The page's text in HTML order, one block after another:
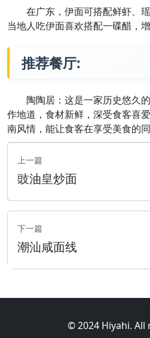
在广东，伊面可搭配鲜虾、
当地人吃伊面喜欢搭配一碟醋，增
推荐餐厅:
陶陶居：这是一家历史悠久
作地道，食材新鲜，深受食客喜
南风情，能让食客在享受美食的
上一篇
豉油皇炒面
下一篇
潮汕咸面线
© 2024 Hiyahi.